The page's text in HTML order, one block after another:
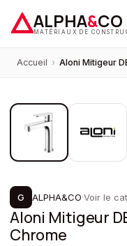
ALPHA&CO
MATÉRIAUX DE
Accueil › Aloni Mitigeur
G ALPHA&CO·Voir le
Aloni Mitigeur
Chrome